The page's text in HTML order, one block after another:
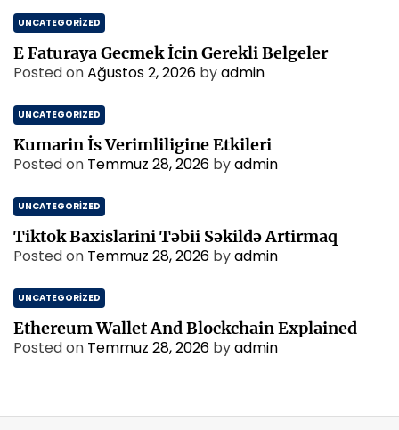
UNCATEGORIZED
E Faturaya Gecmek İcin Gerekli Belgeler
Posted onAğustos 2, 2026 byadmin
UNCATEGORIZED
Kumarin İs Verimliligine Etkileri
Posted on Temmuz 28, 2026 byadmin
UNCATEGORIZED
Tiktok Baxislarini Təbii Səkildə Artirmaq
Posted on Temmuz 28, 2026 byadmin
UNCATEGORIZED
Ethereum Wallet And Blockchain Explained
Posted on Temmuz 28, 2026 byadmin